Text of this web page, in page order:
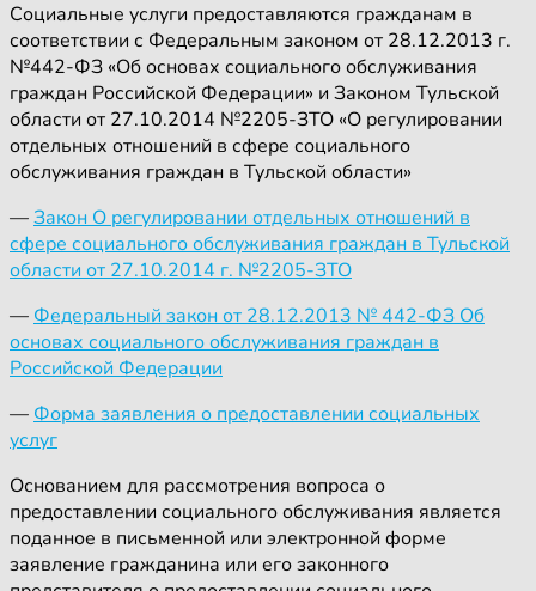
Социальные услуги предоставляются гражданам в
соответствии с Федеральным законом от 28.12.2013 г.
№442-ФЗ «Об основах социального обслуживания
граждан Российской Федерации» и Законом Тульской
области от 27.10.2014 №2205-ЗТО «О регулировании
отдельных отношений в сфере социального
обслуживания граждан в Тульской области»
—Закон О регулировании отдельных отношений в
сфере социального обслуживания граждан в Тульской
области от 27.10.2014 г. №2205-ЗТО
—Федеральный закон от 28.12.2013 № 442-ФЗ Об
основах социального обслуживания граждан в
Российской Федерации
—Форма заявления о предоставлении социальных
услуг
Основанием для рассмотрения вопроса о
предоставлении социального обслуживания является
поданное в письменной или электронной форме
заявление гражданина или его законного